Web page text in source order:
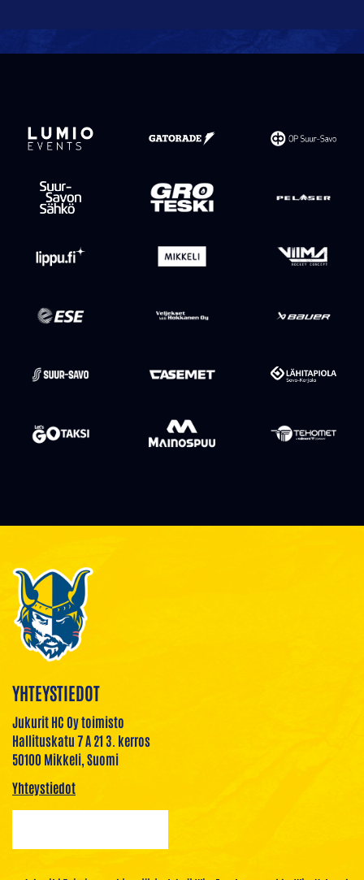
YHTEYSTIEDOT
Jukurit HC Oy toimisto
Hallituskatu 7 A 21 3. kerros
50100 Mikkeli, Suomi
Yhteystiedot